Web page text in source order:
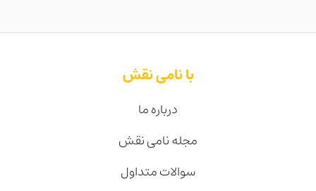
با نامی نقش
درباره ما
مجله نامی نقش
سوالات متداول